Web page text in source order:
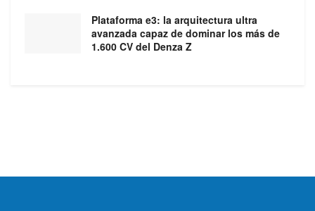
Plataforma e3: la arquitectura ultra
avanzada capaz de dominar los más de
1.600 CV del Denza Z